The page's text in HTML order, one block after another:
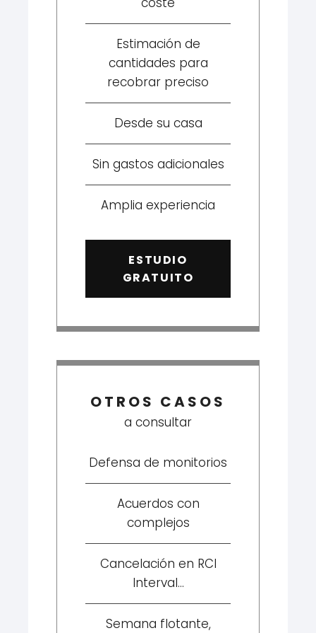
Estimación de
cantidades para
recobrar preciso
Desde su casa
Sin gastos adicionales
Amplia experiencia
ESTUDIO
GRATUITO
OTROS CASOS
a consultar
Defensa de monitorios
Acuerdos con
complejos
Cancelación en RCI
Interval...
Semana flotante,